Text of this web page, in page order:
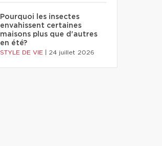
Pourquoi les insectes
envahissent certaines
maisons plus que d'autres
en été?
STYLE DE VIE 24 juillet 2026